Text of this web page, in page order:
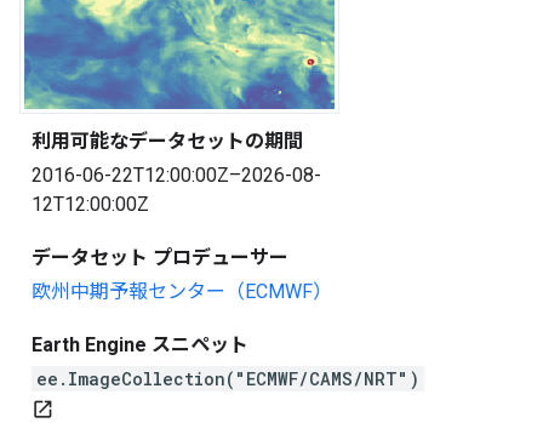
利用可能なデータセットの期間
2016-06-22T12:00:00Z–2026-08-
12T12:00:00Z
データセット プロデューサー
欧州中期予報センター（ECMWF）
Earth Engine スニペット
ee.ImageCollection("ECMWF/CAMS/NRT")
open_in_new